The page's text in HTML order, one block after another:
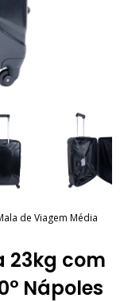
de Viagem Média
23kg com
Nápoles